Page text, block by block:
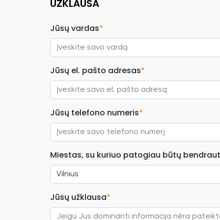
UŽKLAUSA
Jūsų vardas*
Jūsų el. pašto adresas*
Jūsų telefono numeris*
Miestas, su kuriuo patogiau būtų
Jūsų užklausa*